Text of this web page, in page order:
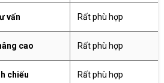
vấn Rất phù hợp
cao Rất phù hợp
chiếu Rất phù hợp